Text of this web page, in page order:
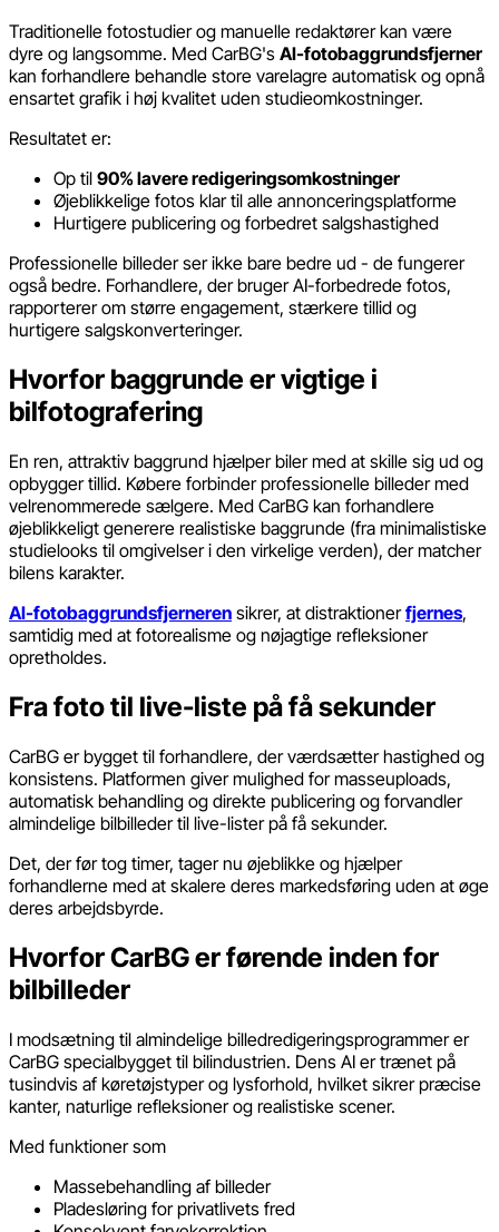
Traditionelle fotostudier og manuelle redaktører kan være
dyre og langsomme. Med CarBG's AI-fotobaggrundsfjerner
kan forhandlere behandle store varelagre automatisk og opnå
ensartet grafik i høj kvalitet uden studieomkostninger.
Resultatet er:
Op til 90% lavere redigeringsomkostninger
Øjeblikkelige fotos klar til alle annonceringsplatforme
Hurtigere publicering og forbedret salgshastighed
Professionelle billeder ser ikke bare bedre ud - de fungerer
også bedre. Forhandlere, der bruger AI-forbedrede fotos,
rapporterer om større engagement, stærkere tillid og
hurtigere salgskonverteringer.
Hvorfor baggrunde er vigtige i
bilfotografering
En ren, attraktiv baggrund hjælper biler med at skille sig ud og
opbygger tillid. Købere forbinder professionelle billeder med
velrenommerede sælgere. Med CarBG kan forhandlere
øjeblikkeligt generere realistiske baggrunde (fra minimalistiske
studielooks til omgivelser i den virkelige verden), der matcher
bilens karakter.
AI-fotobaggrundsfjerneren sikrer, at distraktionerfjernes,
samtidig med at fotorealisme og nøjagtige refleksioner
opretholdes.
Fra foto til live-liste på få sekunder
CarBG er bygget til forhandlere, der værdsætter hastighed og
konsistens. Platformen giver mulighed for masseuploads,
automatisk behandling og direkte publicering og forvandler
almindelige bilbilleder til live-lister på få sekunder.
Det, der før tog timer, tager nu øjeblikke og hjælper
forhandlerne med at skalere deres markedsføring uden at øge
deres arbejdsbyrde.
Hvorfor CarBG er førende inden for
bilbilleder
I modsætning til almindelige billedredigeringsprogrammer er
CarBG specialbygget til bilindustrien. Dens AI er trænet på
tusindvis af køretøjstyper og lysforhold, hvilket sikrer præcise
kanter, naturlige refleksioner og realistiske scener.
Med funktioner som
Massebehandling af billeder
Pladesløring for privatlivets fred